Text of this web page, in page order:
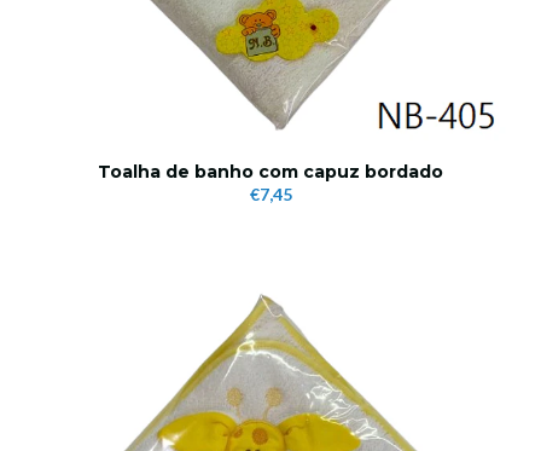
Toalha de banho com capuz bordado
€7,45